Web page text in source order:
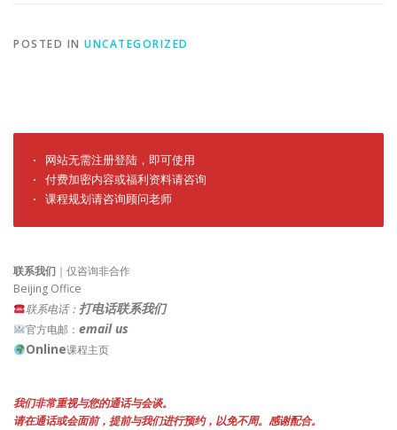
POSTED IN UNCATEGORIZED
· 网站无需注册登陆，即可使用
· 付费加密内容或福利资料请咨询
· 课程规划请咨询顾问老师
联系我们 ｜仅咨询非合作
Beijing Office
联系电话： 打电话联系我们
官方电邮： email us
Online课程主页
我们非常重视与您的通话与会谈。
请在通话或会面前，提前与我们进行预约，以免不周。感谢配合。